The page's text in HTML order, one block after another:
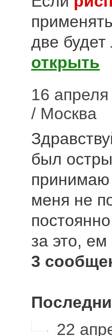
две
открыть
16
/ Москва
был
принимаю
меня не
за это,
3
22